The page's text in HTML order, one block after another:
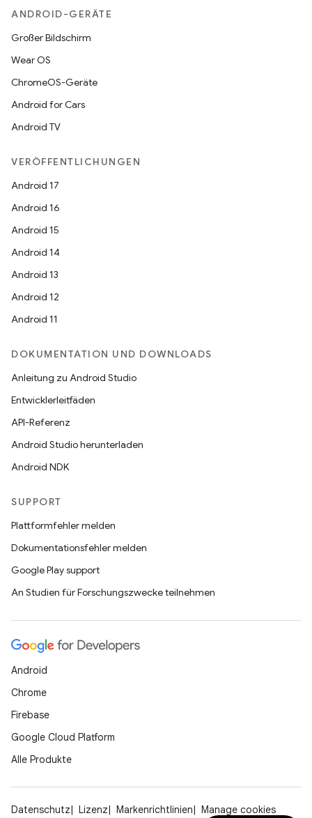
ANDROID-GERÄTE
Großer Bildschirm
Wear OS
ChromeOS-Geräte
Android for Cars
Android TV
VERÖFFENTLICHUNGEN
Android 17
Android 16
Android 15
Android 14
Android 13
Android 12
Android 11
DOKUMENTATION UND DOWNLOADS
Anleitung zu Android Studio
Entwicklerleitfäden
API-Referenz
Android Studio herunterladen
Android NDK
SUPPORT
Plattformfehler melden
Dokumentationsfehler melden
Google Play support
An Studien für Forschungszwecke teilnehmen
Android
Chrome
Firebase
Google Cloud Platform
Alle Produkte
Datenschutz Lizenz Markenrichtlinien Manage cookies